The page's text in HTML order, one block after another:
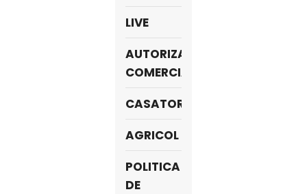
LIVE
AUTORIZAŢII
COMERCIALE
CASATORIE
AGRICOL
POLITICA
DE